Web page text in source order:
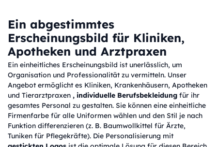
Ein abgestimmtes
Erscheinungsbild für Kliniken,
Apotheken und Arztpraxen
Ein einheitliches Erscheinungsbild ist unerlässlich, um
Organisation und Professionalität zu vermitteln. Unser
Angebot ermöglicht es Kliniken, Krankenhäusern, Apotheken
und Tierarztpraxen , individuelle Berufsbekleidung für ihr
gesamtes Personal zu gestalten. Sie können eine einheitliche
Firmenfarbe für alle Uniformen wählen und den Stil je nach
Funktion differenzieren (z. B. Baumwollkittel für Ärzte,
Tuniken für Pflegekräfte). Die Personalisierung mit